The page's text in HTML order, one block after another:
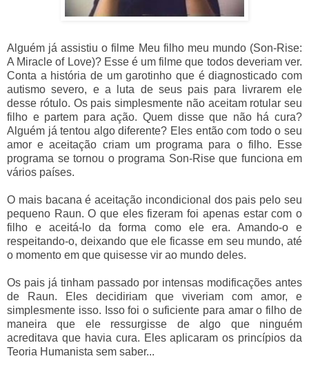
Alguém já assistiu o filme Meu filho meu mundo (Son-Rise:
A Miracle of Love)? Esse é um filme que todos deveriam ver.
Conta a história de um garotinho que é diagnosticado com
autismo severo, e a luta de seus pais para livrarem ele
desse rótulo. Os pais simplesmente não aceitam rotular seu
filho e partem para ação. Quem disse que não há cura?
Alguém já tentou algo diferente? Eles então com todo o seu
amor e aceitação criam um programa para o filho. Esse
programa se tornou o programa Son-Rise que funciona em
vários países.
O mais bacana é aceitação incondicional dos pais pelo seu
pequeno Raun. O que eles fizeram foi apenas estar com o
filho e aceitá-lo da forma como ele era. Amando-o e
respeitando-o, deixando que ele ficasse em seu mundo, até
o momento em que quisesse vir ao mundo deles.
Os pais já tinham passado por intensas modificações antes
de Raun. Eles decidiriam que viveriam com amor, e
simplesmente isso. Isso foi o suficiente para amar o filho de
maneira que ele ressurgisse de algo que ninguém
acreditava que havia cura. Eles aplicaram os princípios da
Teoria Humanista sem saber...